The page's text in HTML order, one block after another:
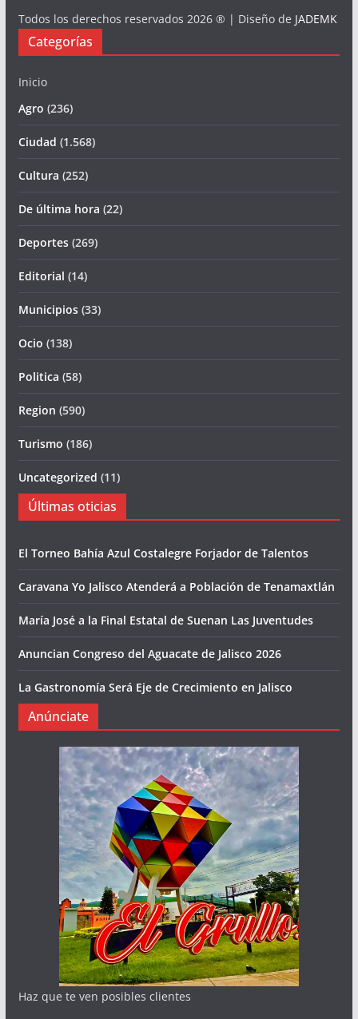
Todos los derechos reservados 2026 ® | Diseño de JADEMK
Categorías
Inicio
Agro (236)
Ciudad (1.568)
Cultura (252)
De última hora (22)
Deportes(269)
Editorial (14)
Municipios(33)
Ocio (138)
Politica (58)
Region (590)
Turismo (186)
Uncategorized (11)
Últimas oticias
El Torneo Bahía Azul Costalegre Forjador de Talentos
Caravana Yo Jalisco Atenderá a Población de Tenamaxtlán
María José a la Final Estatal de Suenan Las Juventudes
Anuncian Congreso del Aguacate de Jalisco 2026
La Gastronomía Será Eje de Crecimiento en Jalisco
Anúnciate
Haz que te ven posibles clientes